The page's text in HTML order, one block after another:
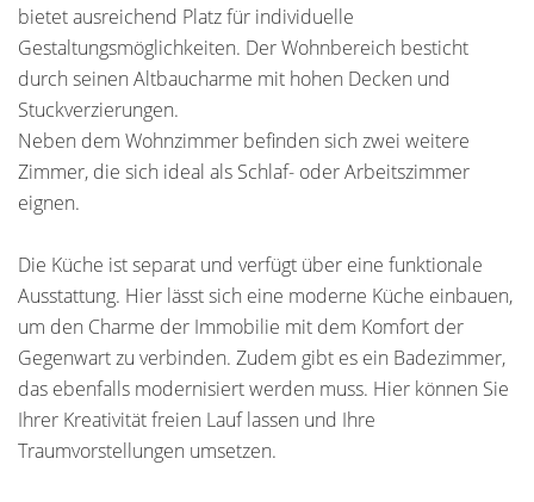
bietet ausreichend Platz für individuelle
Gestaltungsmöglichkeiten. Der Wohnbereich besticht
durch seinen Altbaucharme mit hohen Decken und
Stuckverzierungen.
Neben dem Wohnzimmer befinden sich zwei weitere
Zimmer, die sich ideal als Schlaf- oder Arbeitszimmer
eignen.
Die Küche ist separat und verfügt über eine funktionale
Ausstattung. Hier lässt sich eine moderne Küche einbauen,
um den Charme der Immobilie mit dem Komfort der
Gegenwart zu verbinden. Zudem gibt es ein Badezimmer,
das ebenfalls modernisiert werden muss. Hier können Sie
Ihrer Kreativität freien Lauf lassen und Ihre
Traumvorstellungen umsetzen.